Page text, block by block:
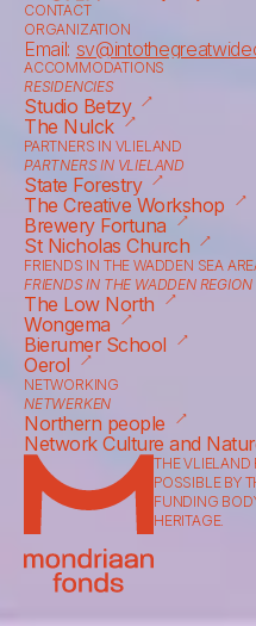
CONTACT
ORGANIZATION
Email:
ACCOMMODATIONS
RESIDENCIES
Studio Betzy ⟶
The Nulck ⟶
PARTNERS IN VLIELAND
PARTNERS IN VLIELAND
State Forestry ⟶
The Creative Workshop ⟶
Brewery Fortuna ⟶
St Nicholas Church ⟶
FRIENDS IN THE WADDEN SEA
FRIENDS IN THE WADDEN REGION
The Low North ⟶
Wongema ⟶
Bierumer School ⟶
Oerol ⟶
NETWORKING
NETWERKEN
Northern people ⟶
Network Culture and
THE VLIELAND
POSSIBLE BY
FUNDING
HERITAGE.